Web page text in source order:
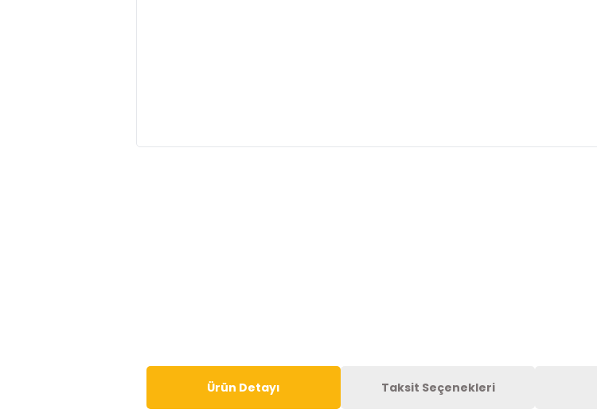
Ürün Detayı Taksit Seçenekleri